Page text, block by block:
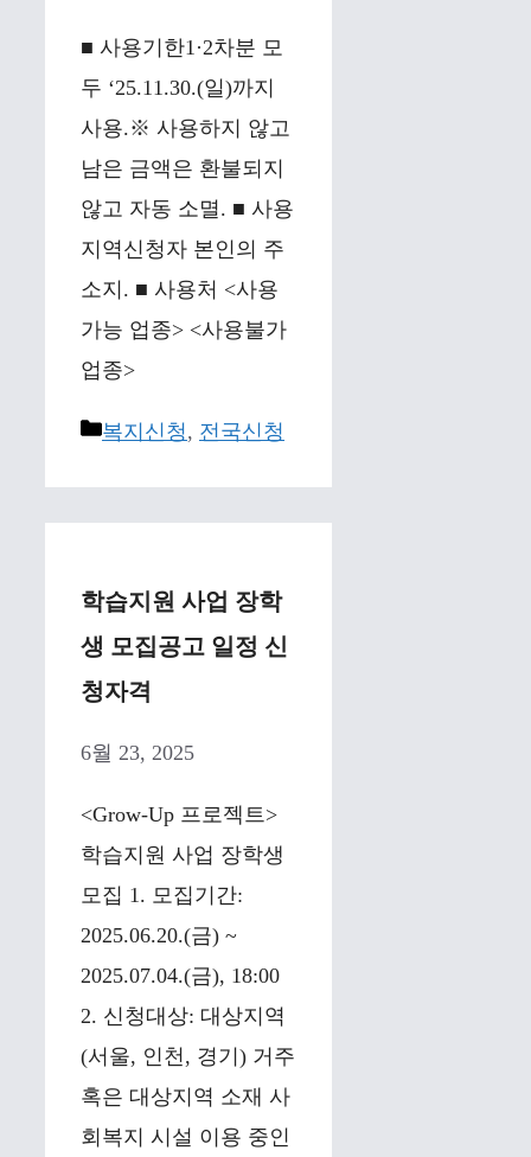
■ 사용기한1·2차분 모
두 ‘25.11.30.(일)까지
사용.※ 사용하지 않고
남은 금액은 환불되지
않고 자동 소멸. ■ 사용
지역신청자 본인의 주
소지. ■ 사용처 <사용
가능 업종> <사용불가
업종>
Categories
복지신청, 전국신청
학습지원 사업 장학
생 모집공고 일정 신
청자격
6월 23, 2025
<Grow-Up 프로젝트>
학습지원 사업 장학생
모집 1. 모집기간:
2025.06.20.(금) ~
2025.07.04.(금), 18:00
2. 신청대상: 대상지역
(서울, 인천, 경기) 거주
혹은 대상지역 소재 사
회복지 시설 이용 중인